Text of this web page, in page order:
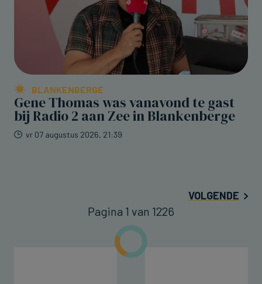
BLANKENBERGE
Gene Thomas was vanavond te gast
bij Radio 2 aan Zee in Blankenberge
vr 07 augustus 2026, 21:39
VOLGENDE
Pagina 1 van 1226